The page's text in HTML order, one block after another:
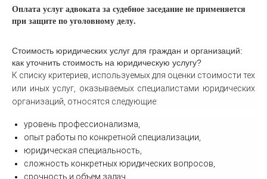
Оплата услуг адвоката за судебное заседание не применяется
при защите по уголовному делу.
Стоимость юридических услуг для граждан и организаций:
как уточнить стоимость на юридическую услугу?
К списку критериев, используемых для оценки стоимости тех
или иных услуг, оказываемых специалистами юридических
организаций, относятся следующие:
уровень профессионализма,
опыт работы по конкретной специализации,
юридическая специальность,
сложность конкретных юридических вопросов,
срочность и объем задач.